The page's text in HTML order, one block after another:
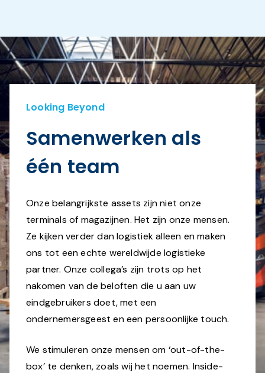
Samenwerken als
één team
Looking Beyond
Onze belangrijkste assets zijn niet onze
terminals of magazijnen. Het zijn onze mensen.
Ze kijken verder dan logistiek alleen en maken
ons tot een echte wereldwijde logistieke
partner. Onze collega’s zijn trots op het
nakomen van de beloften die u aan uw
eindgebruikers doet, met een
ondernemersgeest en een persoonlijke touch.
We stimuleren onze mensen om ‘out-of-the-
box’ te denken, zoals wij het noemen. Inside-